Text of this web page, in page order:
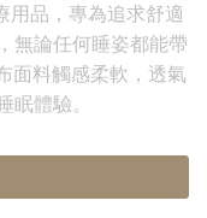
品，專為追求舒適
無論任何睡姿都能帶
面料觸感柔軟，透氣
體驗。